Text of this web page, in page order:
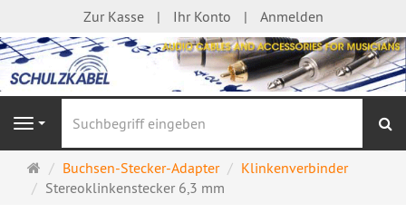
Zur Kasse Ihr Konto Anmelden
Navigation
Startseite
Buchsen-Stecker-Adapter
Klinkenverbinder
Stereoklinkenstecker 6,3 mm